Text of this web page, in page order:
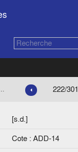
Frenay 222/301
[s.d.]
Cote : ADD-14